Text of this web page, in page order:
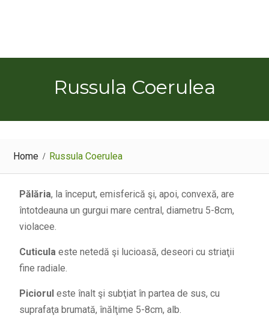
Russula Coerulea
Home Russula Coerulea
Pălăria, la început, emisferică şi, apoi, convexă, are
întotdeauna un gurgui mare central, diametru 5-8cm,
violacee.
Cuticulaeste netedă şi lucioasă, deseori cu striaţii
fine radiale.
Picioruleste înalt şi subţiat în partea de sus, cu
suprafaţa brumată, înălţime 5-8cm, alb.